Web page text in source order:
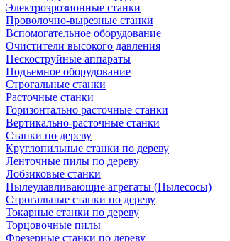
Электроэрозионные станки
Проволочно-вырезные станки
Вспомогательное оборудование
Очистители высокого давления
Пескоструйные аппараты
Подъемное оборудование
Строгальные станки
Расточные станки
Горизонтально расточные станки
Вертикально-расточные станки
Станки по дереву
Круглопильные станки по дереву
Ленточные пилы по дереву
Лобзиковые станки
Пылеулавливающие агрегаты (Пылесосы)
Строгальные станки по дереву
Токарные станки по дереву
Торцовочные пилы
Фрезерные станки по дереву